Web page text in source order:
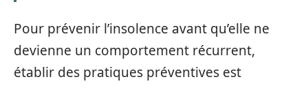
Pour prévenir l’insolence avant qu’elle ne
devienne un comportement récurrent,
établir des pratiques préventives est